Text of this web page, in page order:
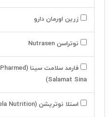
مولتي ويتامينهاي ديابتي
مولتي ويتامينهاي کليوي
ویتامین ها
املاح
مکمل تنظیم وزن
زرین اورمان دارو
نوتراسن Nutrasen
فارمد سلامت سینا (Pharmed
Salamat Sina)
استلا نوتریشن (Istela Nutrition)